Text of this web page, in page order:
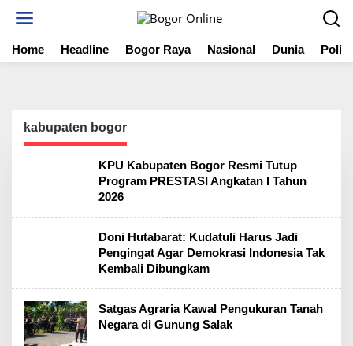
t
Home Headline Bogor Raya Nasional Dunia
kabupaten bogor
KPU Kabupaten Bogor Resmi Tutup
Program PRESTASI Angkatan I Tahun
2026
Doni Hutabarat: Kudatuli Harus Jadi
Pengingat Agar Demokrasi Indonesia Tak
Kembali Dibungkam
Satgas Agraria Kawal Pengukuran Tanah
Negara di Gunung Salak